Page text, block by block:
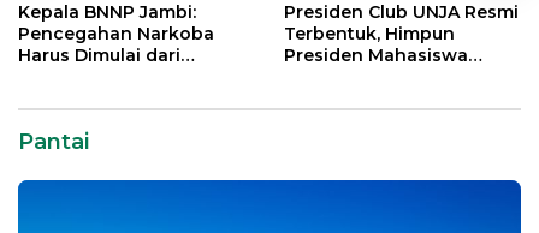
Kepala BNNP Jambi:
Pencegahan Narkoba
Harus Dimulai dari
Presiden Club UNJA Resmi
Terbentuk, Himpun
Presiden Mahasiswa
Pantai